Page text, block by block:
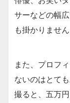
サーなどの幅
も掛かりません
また、プロフ
ないのはとて
撮ると、五万